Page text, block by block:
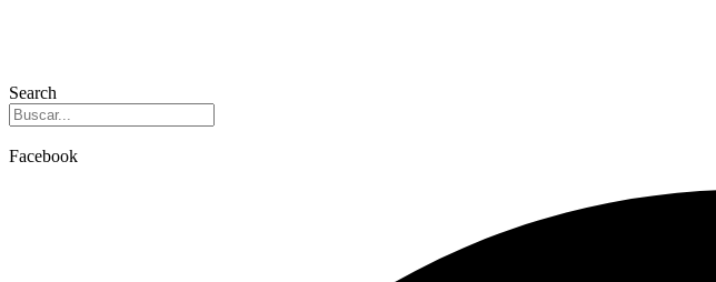
Search
Facebook